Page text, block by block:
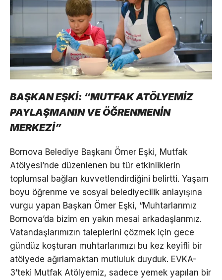
BAŞKAN EŞKİ: “MUTFAK ATÖLYEMİZ
PAYLAŞMANIN VE ÖĞRENMENİN
MERKEZİ”
Bornova Belediye Başkanı Ömer Eşki, Mutfak
Atölyesi’nde düzenlenen bu tür etkinliklerin
toplumsal bağları kuvvetlendirdiğini belirtti. Yaşam
boyu öğrenme ve sosyal belediyecilik anlayışına
vurgu yapan Başkan Ömer Eşki, “Muhtarlarımız
Bornova’da bizim en yakın mesai arkadaşlarımız.
Vatandaşlarımızın taleplerini çözmek için gece
gündüz koşturan muhtarlarımızı bu kez keyifli bir
atölyede ağırlamaktan mutluluk duyduk. EVKA-
3’teki Mutfak Atölyemiz, sadece yemek yapılan bir